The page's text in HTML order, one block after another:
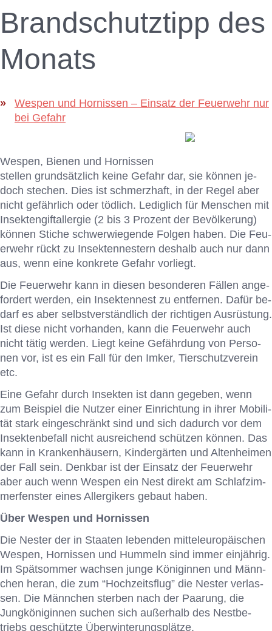
Brand­schutz­tipp des
Mo­nats
Wespen und Hornissen – Einsatz der Feuerwehr nur
bei Gefahr
Wes­pen, Bie­nen und Hor­nis­sen
stel­len grund­sätz­lich kei­ne Ge­fahr dar, sie kön­nen je­
doch ste­chen. Dies ist schmerz­haft, in der Re­gel aber
nicht ge­fähr­lich oder töd­lich. Le­dig­lich für Men­schen mit
In­sek­ten­gift­all­er­gie (2 bis 3 Pro­zent der Be­völ­ke­rung)
kön­nen Sti­che schwer­wie­gen­de Fol­gen ha­ben. Die Feu­
er­wehr rückt zu In­sek­ten­nes­tern des­halb auch nur dann
aus, wenn eine kon­kre­te Ge­fahr vor­liegt.
Die Feu­er­wehr kann in die­sen be­son­de­ren Fäl­len an­ge­
for­dert wer­den, ein In­sek­ten­nest zu ent­fer­nen. Da­für be­
darf es aber selbst­ver­ständ­lich der rich­ti­gen Aus­rüs­tung.
Ist die­se nicht vor­han­den, kann die Feu­er­wehr auch
nicht tä­tig wer­den. Liegt kei­ne Ge­fähr­dung von Per­so­
nen vor, ist es ein Fall für den Im­ker, Tier­schutz­ver­ein
etc.
Eine Ge­fahr durch In­sek­ten ist dann ge­ge­ben, wenn
zum Bei­spiel die Nut­zer ei­ner Ein­rich­tung in ih­rer Mo­bi­li­
tät stark ein­ge­schränkt sind und sich da­durch vor dem
In­sek­ten­be­fall nicht aus­rei­chend schüt­zen kön­nen. Das
kann in Kran­ken­häu­sern, Kin­der­gär­ten und Al­ten­hei­men
der Fall sein. Denk­bar ist der Ein­satz der Feu­er­wehr
aber auch wenn Wes­pen ein Nest di­rekt am Schlaf­zim­
mer­fens­ter ei­nes All­er­gi­kers ge­baut ha­ben.
Über Wespen und Hornissen
Die Nes­ter der in Staa­ten le­ben­den mit­tel­eu­ro­päi­schen
Wes­pen, Hor­nis­sen und Hum­meln sind im­mer ein­jäh­rig.
Im Spät­som­mer wach­sen jun­ge Kö­ni­gin­nen und Männ­
chen her­an, die zum “Hoch­zeits­flug” die Nes­ter ver­las­
sen. Die Männ­chen ster­ben nach der Paa­rung, die
Jung­kö­ni­gin­nen su­chen sich au­ßer­halb des Nest­be­
triebs ge­schütz­te Über­win­te­rungs­plät­ze.